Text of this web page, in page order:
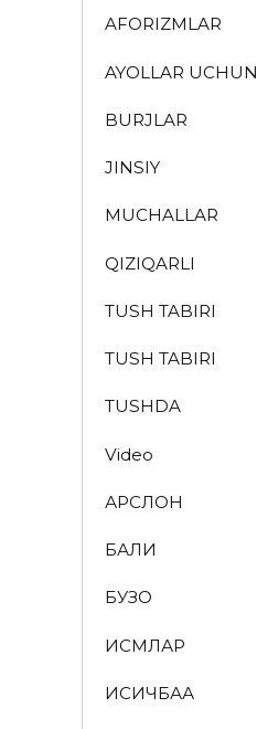
AFORIZMLAR
AYOLLAR UCHUN
BURJLAR
JINSIY
MUCHALLAR
QIZIQARLI
TUSH TABIRI
TUSH TABIRI
TUSHDA
Video
АРСЛОН
БАЛИҚ
БУЗОҚ
ИСМЛАР
ҚИСҚИЧБАҚА